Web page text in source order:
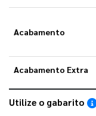
Acabamento
Acabamento Extra
Utilize o gabarito